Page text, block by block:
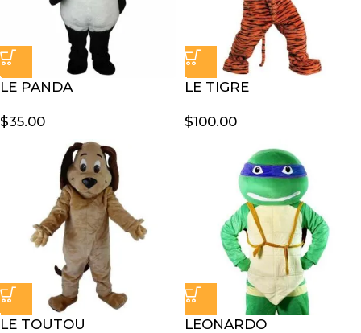
LE PANDA
$35.00
LE TIGRE
$100.00
LE TOUTOU LEONARDO